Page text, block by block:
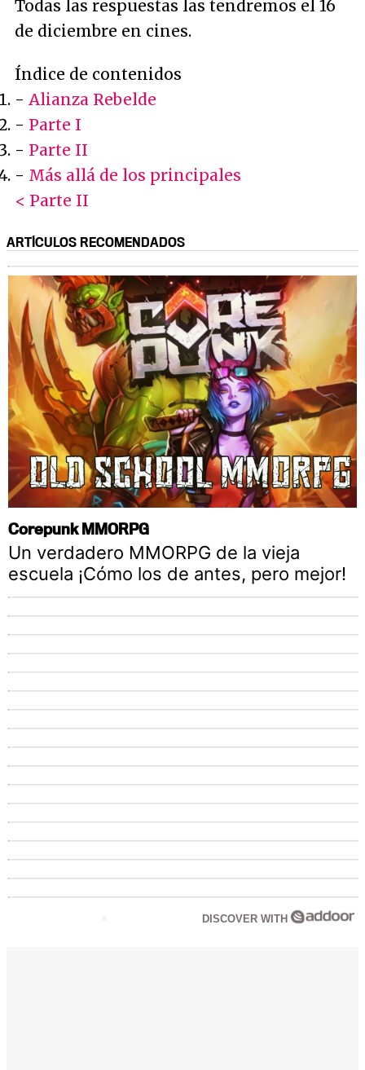
Todas las respuestas las tendremos el 16
de diciembre en cines.
Índice de contenidos
- Alianza Rebelde
- Parte I
- Parte II
- Más allá de los principales
< Parte II
ARTÍCULOS RECOMENDADOS
Corepunk MMORPG
Un verdadero MMORPG de la vieja
escuela ¡Cómo los de antes, pero mejor!
DISCOVER WITH